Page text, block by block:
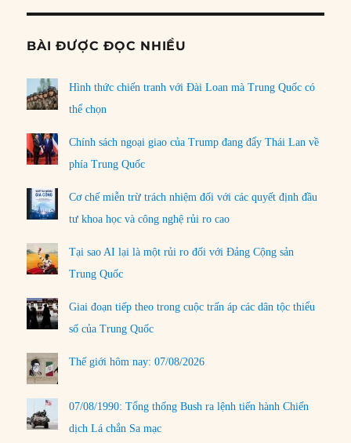
BÀI ĐƯỢC ĐỌC NHIỀU
Hình thức chiến tranh với Đài Loan mà Trung Quốc có
thể chọn
Chính sách ngoại giao của Trump đang đẩy Thái Lan về
phía Trung Quốc
Cơ chế miễn trừ trách nhiệm đối với các quyết định đầu
tư khoa học và công nghệ rủi ro cao
Tại sao AI lại là một rủi ro đối với Đảng Cộng sản
Trung Quốc
Giai đoạn tiếp theo trong cuộc trấn áp các dân tộc thiểu
số của Trung Quốc
Thế giới hôm nay: 07/08/2026
07/08/1990: Tổng thống Bush ra lệnh tiến hành Chiến
dịch Lá chắn Sa mạc